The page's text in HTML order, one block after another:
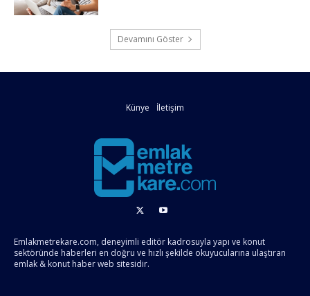
Devamını Göster
Künye İletişim
Emlakmetrekare.com, deneyimli editör kadrosuyla yapı ve konut
sektöründe haberleri en doğru ve hızlı şekilde okuyucularına ulaştıran
emlak & konut haber web sitesidir.